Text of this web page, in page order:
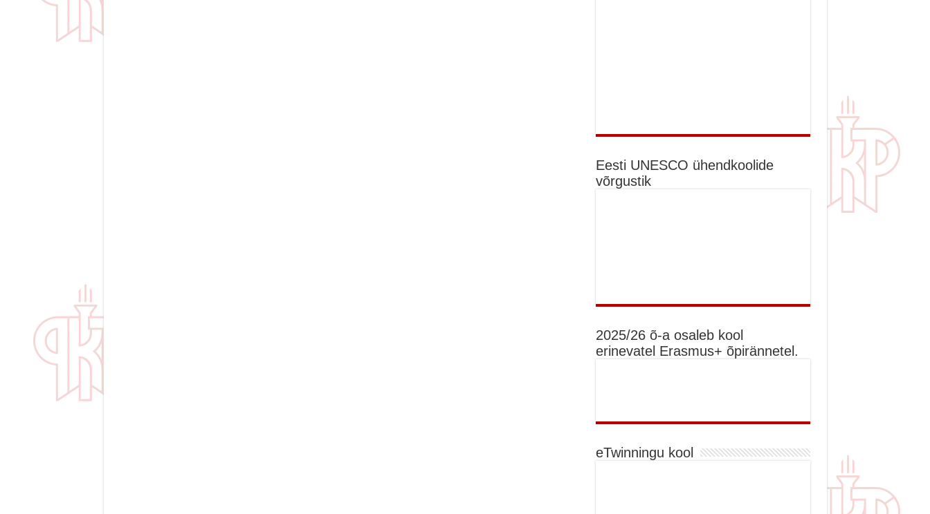
Eesti UNESCO ühendkoolide
võrgustik
2025/26 õ-a osaleb kool
erinevatel Erasmus+ õpirännetel.
eTwinningu kool